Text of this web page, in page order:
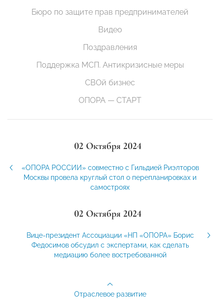
Бюро по защите прав предпринимателей
Видео
Поздравления
Поддержка МСП. Антикризисные меры
СВОй бизнес
ОПОРА — СТАРТ
02 Октября 2024
«ОПОРА РОССИИ» совместно с Гильдией Риэлторов
Москвы провела круглый стол о перепланировках и
самостроях
02 Октября 2024
Вице-президент Ассоциации «НП «ОПОРА» Борис
Федосимов обсудил с экспертами, как сделать
медиацию более востребованной
Отраслевое развитие